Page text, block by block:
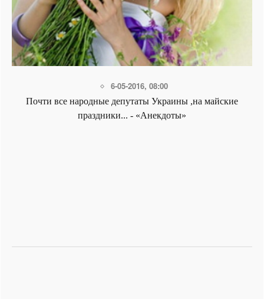
6-05-2016, 08:00
Почти все народные депутаты Украины ,на майские
праздники... - «Анекдоты»